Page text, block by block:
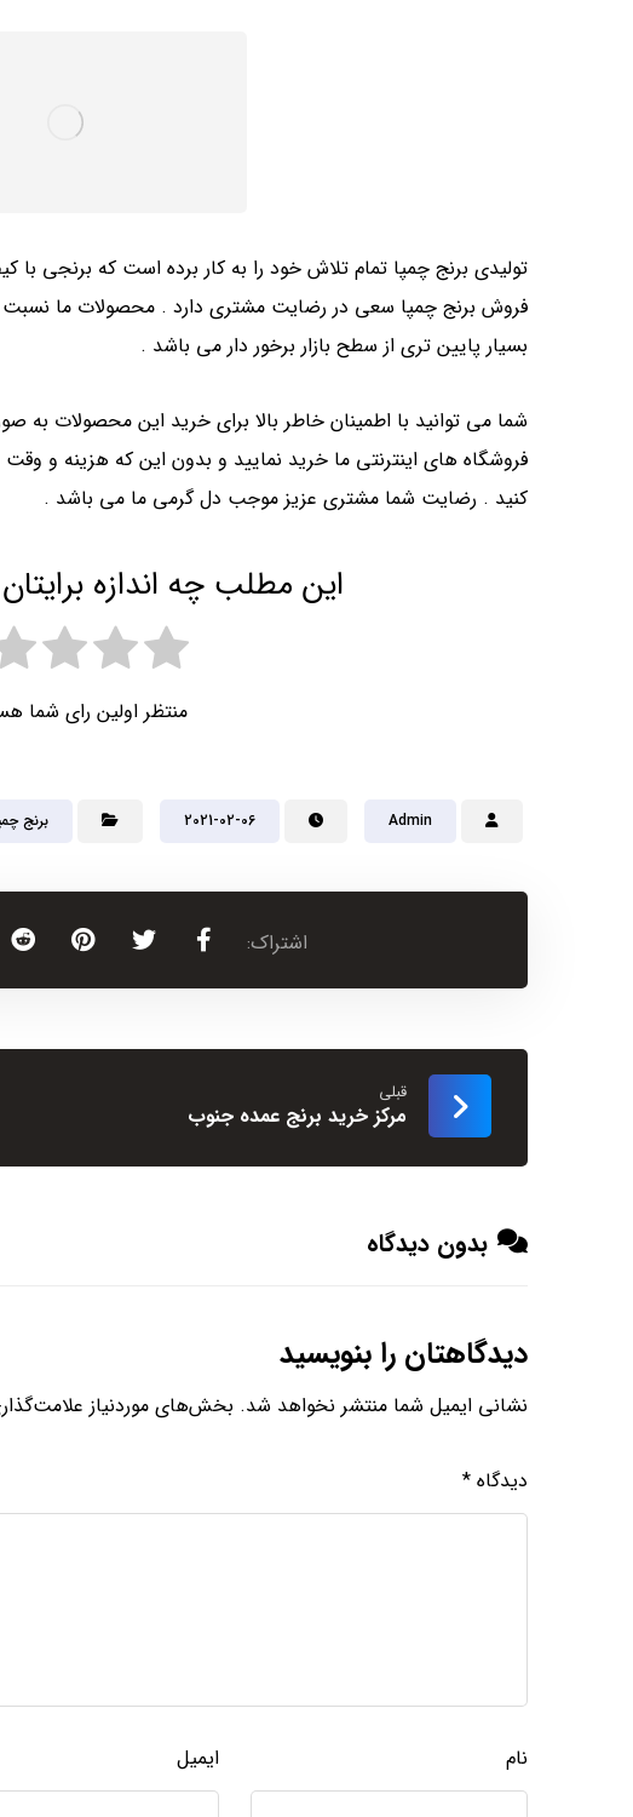
تولیدی برنج چمپا تمام تلاش خود را به کار برده است که برنجی با
فروش برنج چمپا سعی در رضایت مشتری دارد . محصولات ما نسبت
بسیار پایین تری از سطح بازار برخور دار می باشد .
شما می توانید با اطمینان خاطر بالا برای خرید این محصولات به
فروشگاه های اینترنتی ما خرید نمایید و بدون این که هزینه و
کنید ‌. رضایت شما مشتری عزیز موجب دل گرمی ما می باشد .
این مطلب چه اندازه
منتظر اولین رای شما
Admin
2021-02-06 برنج
قبلی
مرکز خرید برنج عمده جنوب
بدون دیدگاه
دیدگاهتان را بنویسید
نشانی ایمیل شما منتشر نخواهد شد. بخش‌های موردنیاز
دیدگاه *
نام ایمیل